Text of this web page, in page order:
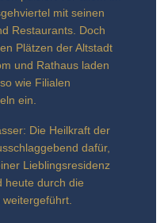
mit seinen
Restaurants. Doch
Plätzen der Altstadt
und Rathaus laden
wie Filialen
ein.
Die Heilkraft der
dafür,
Lieblingsresidenz
heute durch die